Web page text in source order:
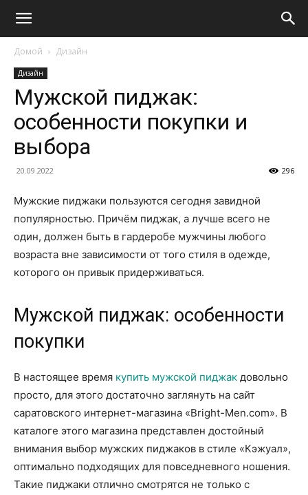
Домой Дизайн
Дизайн
Мужской пиджак:
особенности покупки и
выбора
20.09.2022 296
Мужские пиджаки пользуются сегодня завидной
популярностью. Причём пиджак, а лучше всего не
один, должен быть в гардеробе мужчины любого
возраста вне зависимости от того стиля в одежде,
которого он привык придерживаться.
Мужской пиджак: особенности
покупки
В настоящее время купить мужской пиджак довольно
просто, для этого достаточно заглянуть на сайт
саратовского интернет-магазина «Bright-Men.com». В
каталоге этого магазина представлен достойный
внимания выбор мужских пиджаков в стиле «Кэжуал»,
оптимально подходящих для повседневного ношения.
Такие пиджаки отлично смотрятся не только с